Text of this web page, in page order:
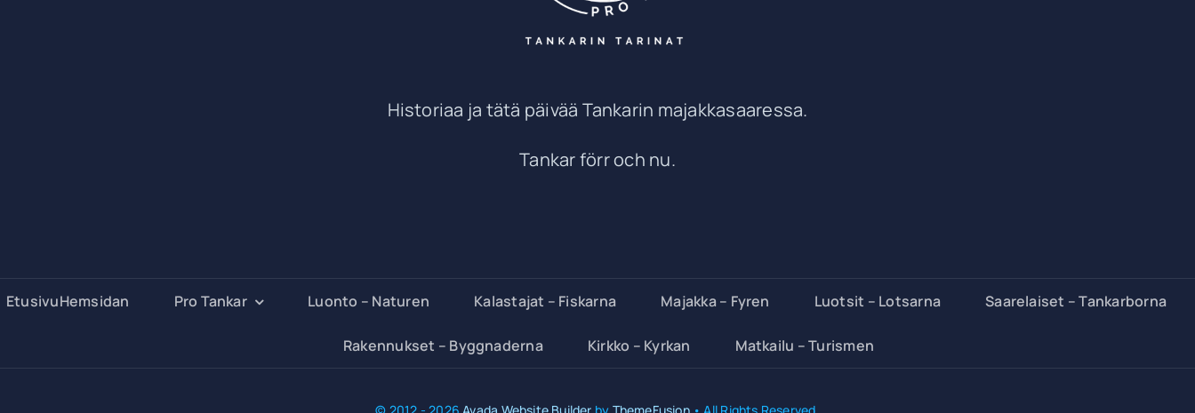
Historiaa ja tätä päivää Tankarin majakkasaaressa.
Tankar förr och nu.
EtusivuHemsidan Pro Tankar Luonto – Naturen Kalastajat – Fiskarna Majakka – Fyren Luotsit – Lotsarna Saarelaiset – Tankarborna
Rakennukset – Byggnaderna Kirkko – Kyrkan Matkailu – Turismen
© 2012 - 2026 Avada Website Builder by ThemeFusion• All Rights Reserved.